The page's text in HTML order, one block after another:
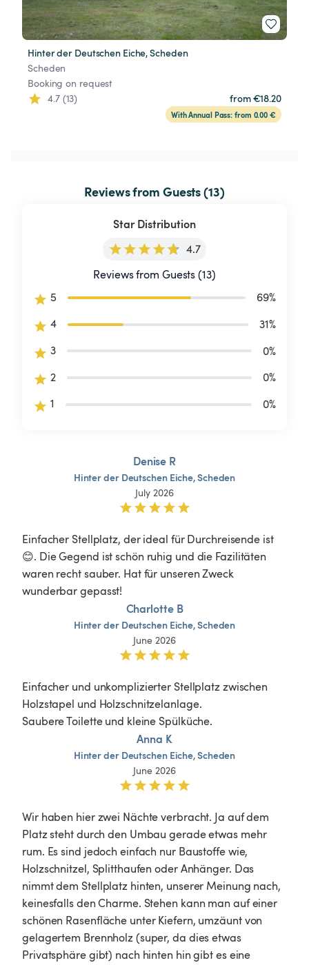
Hinter der Deutschen Eiche, Scheden
Scheden
Booking on request
4.7 (13)
from €18.20
With Annual Pass: from 0.00 €
Reviews from Guests (13)
Star Distribution
4.7
Reviews from Guests (13)
5
69%
4
31%
3
0%
2
0%
1
0%
Denise R
Hinterder Deutschen Eiche,Scheden
July 2026
Einfacher Stellplatz, der ideal für Durchreisende ist
😊. Die Gegend ist schön ruhig und die Fazilitäten
waren recht sauber. Hat für unseren Zweck
wunderbar gepasst!
Charlotte B
Hinterder Deutschen Eiche,Scheden
June 2026
Einfacher und unkomplizierter Stellplatz zwischen
Holzstapel und Holzschnitzelanlage.
Saubere Toilette und kleine Spülküche.
Anna K
Hinterder Deutschen Eiche,Scheden
June 2026
Wir haben hier zwei Nächte verbracht. Ja auf dem
Platz steht durch den Umbau gerade etwas mehr
rum. Es sind jedoch einfach nur Baustoffe wie,
Holzschnitzel, Splitthaufen oder Anhänger. Das
nimmt dem Stellplatz hinten, unserer Meinung nach,
keinesfalls den Charme. Stehen kann man auf einer
schönen Rasenfläche unter Kiefern, umzäunt von
gelagertem Brennholz (super, da dies etwas
Privatsphäre gibt) nach hinten hin gibt es eine